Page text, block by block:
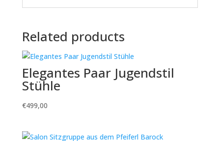
Related products
Elegantes Paar Jugendstil
Stühle
€499,00